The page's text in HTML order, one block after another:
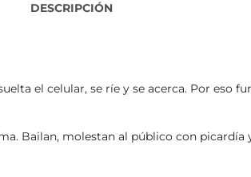
DESCRIPCIÓN
el celular, se ríe y se acerca. Por eso
Bailan, molestan al público con picardía